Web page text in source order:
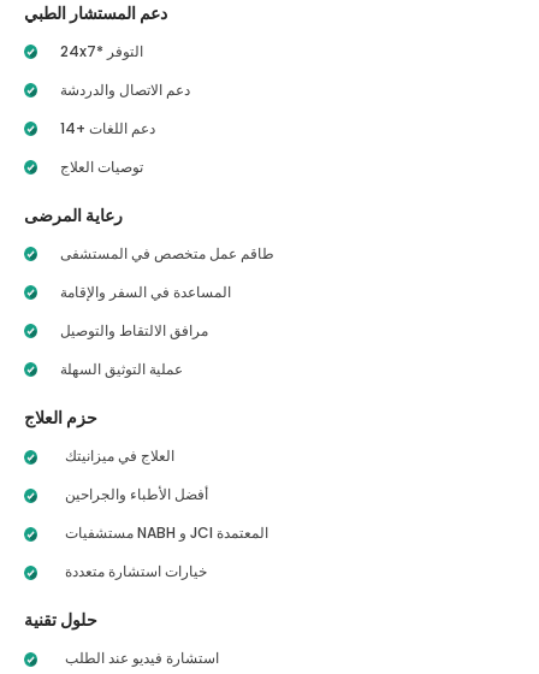
دعم المستشار الطبي
24x7* التوفر
دعم الاتصال والدردشة
14+ دعم اللغات
توصيات العلاج
رعاية المرضى
طاقم عمل متخصص في المستشفى
المساعدة في السفر والإقامة
مرافق الالتقاط والتوصيل
عملية التوثيق السهلة
حزم العلاج
العلاج في ميزانيتك
أفضل الأطباء والجراحين
مستشفيات NABH و JCI المعتمدة
خيارات استشارة متعددة
حلول تقنية
استشارة فيديو عند الطلب